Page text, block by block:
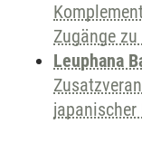
Zugänge
Leuphana